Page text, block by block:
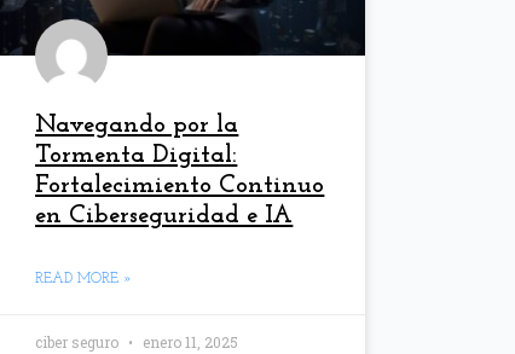
Navegando por la
Tormenta Digital:
Fortalecimiento Continuo
en Ciberseguridad e IA
READ MORE »
ciber seguro enero 11, 2025